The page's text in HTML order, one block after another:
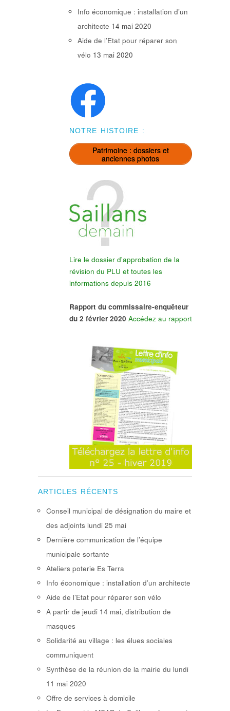
Info économique : installation d’un
architecte 14 mai 2020
Aide de l’Etat pour réparer son
vélo 13 mai 2020
NOTRE HISTOIRE :
Patrimoine : dossiers et
anciennes photos
Lire le dossier d'approbation de la
révision du PLU et toutes les
informations depuis 2016
Rapport du commissaire-enquêteur
du 2 février 2020 Accédez au rapport
ARTICLES RÉCENTS
Conseil municipal de désignation du maire et
des adjoints lundi 25 mai
Dernière communication de l’équipe
municipale sortante
Ateliers poterie Es Terra
Info économique : installation d’un architecte
Aide de l’Etat pour réparer son vélo
A partir de jeudi 14 mai, distribution de
masques
Solidarité au village : les élues sociales
communiquent
Synthèse de la réunion de la mairie du lundi
11 mai 2020
Offre de services à domicile